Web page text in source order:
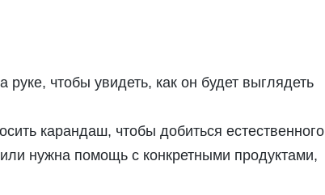
чтобы увидеть, как он будет выглядеть
карандаш, чтобы добиться естественного
нужна помощь с конкретными продуктами,